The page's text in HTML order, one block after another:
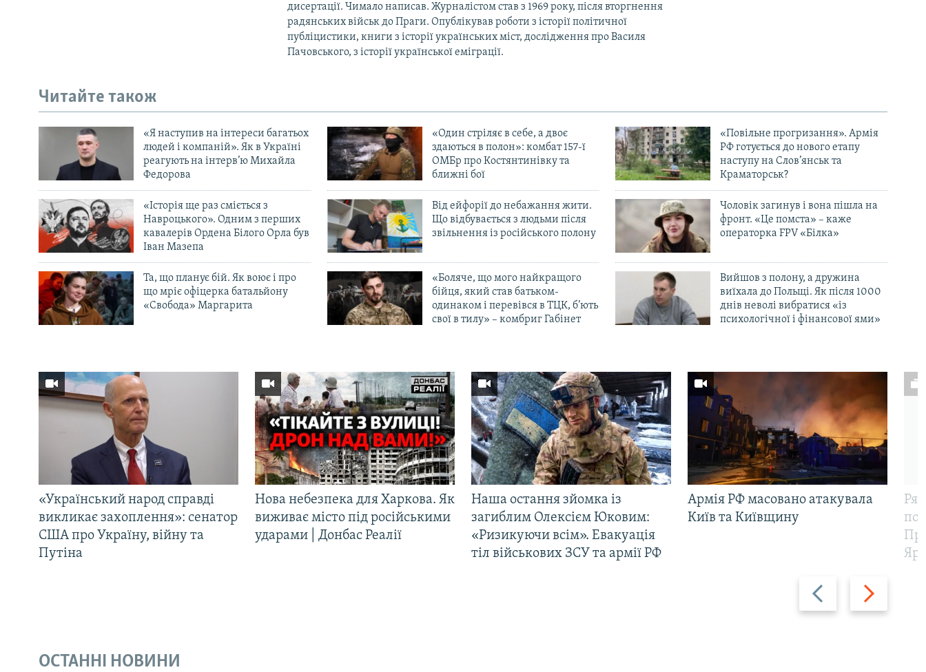
дисертації. Чимало написав. Журналістом став з 1969 року, після вторгнення
радянських військ до Праги. Опублікував роботи з історії політичної
публіцистики, книги з історії українських міст, дослідження про Василя
Пачовського, з історії української еміграції.
Читайте також
«Я наступив на інтереси багатьох
людей і компаній». Як в Україні
реагують на інтерв’ю Михайла
Федорова
«Один стріляє в себе, а двоє
здаються в полон»: комбат 157-ї
ОМБр про Костянтинівку та
ближні бої
«Повільне прогризання». Армія
РФ готується до нового етапу
наступу на Слов’янськ та
Краматорськ?
«Історія ще раз сміється з
Навроцького». Одним з перших
кавалерів Ордена Білого Орла був
Іван Мазепа
Від ейфорії до небажання жити.
Що відбувається з людьми після
звільнення із російського полону
Чоловік загинув і вона пішла на
фронт. «Це помста» – каже
операторка FPV «Білка»
Та, що планує бій. Як воює і про
що мріє офіцерка батальйону
«Свобода» Маргарита
«Боляче, що мого найкращого
бійця, який став батьком-
одинаком і перевівся в ТЦК, б’ють
свої в тилу» – комбриг Габінет
Вийшов з полону, а дружина
виїхала до Польщі. Як після 1000
днів неволі вибратися «із
психологічної і фінансової ями»
Назад Вперед
«Український народ справді
викликає захоплення»: сенатор
США про Україну, війну та
Путіна
Нова небезпека для Харкова. Як
виживає місто під російськими
ударами | Донбас Реалії
Наша остання зйомка із
загиблим Олексієм Юковим:
«Ризикуючи всім». Евакуація
тіл військових ЗСУ та армії РФ
Армія РФ масовано атакувала
Київ та Київщину
ОСТАННІ НОВИНИ